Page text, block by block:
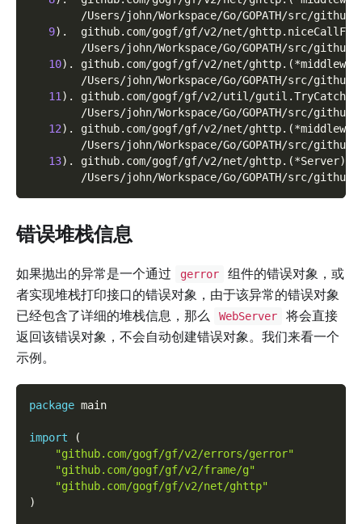
/Users/john/Workspace/Go/GOPATH/src/
9) .  github.com/gogf/gf/v2/net/
/Users/john/Workspace/Go/GOPATH/src/
10) . github.com/gogf/gf/v2/net/ghttp. (
/Users/john/Workspace/Go/GOPATH/src/
11 ) . github.com/gogf/gf/v2/util/gutil.TryCatch
/Users/john/Workspace/Go/GOPATH/src/
12) . github.com/gogf/gf/v2/net/ghttp. (
/Users/john/Workspace/Go/GOPATH/src/
13) . github.com/gogf/gf/v2/net/ghttp. (*Server)
/Users/john/Workspace/Go/GOPATH/src/
错误堆栈信息
如果抛出的异常是一个通过 gerror
组件的错误对象，或
者实现堆栈打印接口的错误对象，由于该异常的错误对象
已经包含了详细的堆栈信息，那么
WebServer
将会直接
返回该错误对象，不会自动创建错误对象。我们来看一个
示例。
package main
import
(
"github.com/gogf/gf/v2/errors/gerror"
"github.com/gogf/gf/v2/frame/g"
"github.com/gogf/gf/v2/net/ghttp"
)